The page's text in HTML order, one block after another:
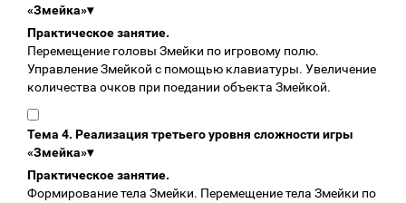
«Змейка»▾
Практическое занятие.
Перемещение головы Змейки по игровому полю.
Управление Змейкой с помощью клавиатуры. Увеличение
количества очков при поедании объекта Змейкой.
Тема 4. Реализация третьего уровня сложности игры
«Змейка»▾
Практическое занятие.
Формирование тела Змейки. Перемещение тела Змейки по